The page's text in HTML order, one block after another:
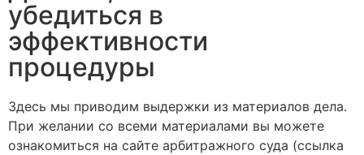
убедиться в
эффективности
процедуры
Здесь мы приводим выдержки из материалов дела.
При желании со всеми материалами вы можете
ознакомиться на сайте арбитражного суда (ссылка